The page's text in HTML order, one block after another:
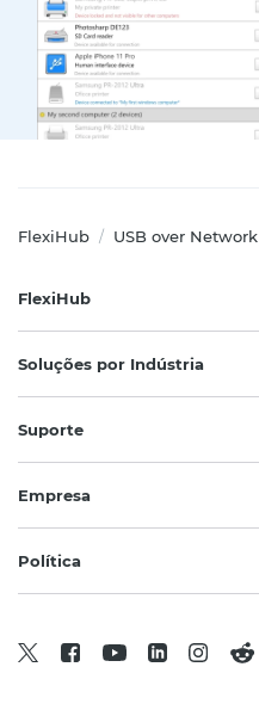
FlexiHub / USB over Network
FlexiHub
Soluções por Indústria
Suporte
Empresa
Política